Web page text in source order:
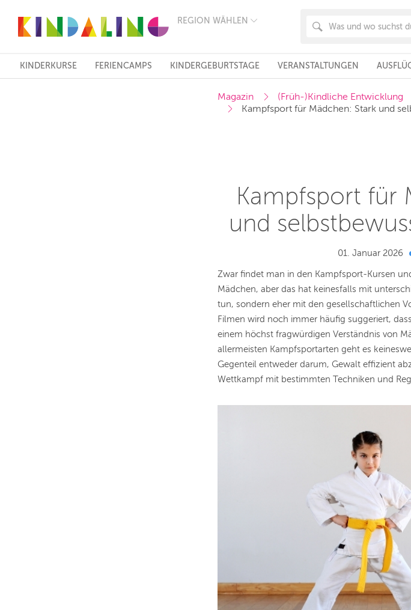
REGION WÄHLEN
FRANKFURT
KÖLN
STUTTGART
KINDERKURSE FERIENCAMPS KINDERGEBURTSTAGE VERANSTALTUNGEN
Magazin
(Früh-)Kindliche Entwicklung
Kampfsport für Mädchen: Stark und
Kampfsport für
und
01. Januar 2026
Zwar findet man in den Kampfsport-Kursen
Mädchen, aber das hat keinesfalls mit
tun, sondern eher mit den gesellschaftlichen
Filmen wird noch immer häufig suggeriert,
einem höchst fragwürdigen Verständnis von
allermeisten Kampfsportarten geht es
Gegenteil entweder darum, Gewalt effizient
Wettkampf mit bestimmten Techniken und